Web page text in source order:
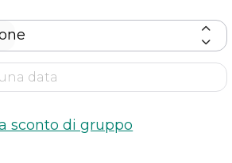
sconto di gruppo